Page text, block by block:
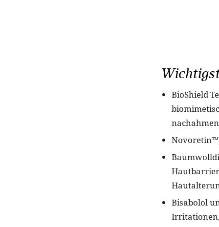
BioShield
Bisabolol